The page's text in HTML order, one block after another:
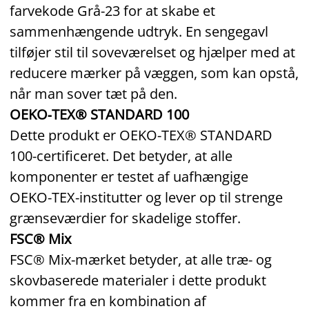
farvekode Grå‑23 for at skabe et
sammenhængende udtryk. En sengegavl
tilføjer stil til soveværelset og hjælper med at
reducere mærker på væggen, som kan opstå,
når man sover tæt på den.
OEKO‑TEX® STANDARD 100
Dette produkt er OEKO‑TEX® STANDARD
100‑certificeret. Det betyder, at alle
komponenter er testet af uafhængige
OEKO‑TEX‑institutter og lever op til strenge
grænseværdier for skadelige stoffer.
FSC® Mix
FSC® Mix‑mærket betyder, at alle træ‑ og
skovbaserede materialer i dette produkt
kommer fra en kombination af